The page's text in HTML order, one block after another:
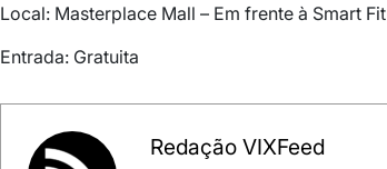
Local: Masterplace Mall – Em frente à Smart Fit
Entrada: Gratuita
Redação VIXFeed